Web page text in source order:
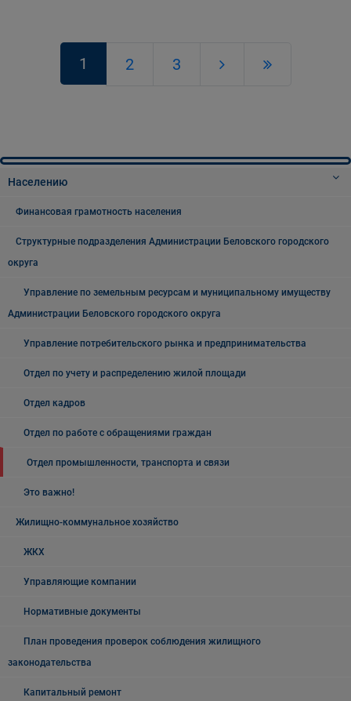
1 2 3
Населению
Финансовая грамотность населения
Структурные подразделения Администрации Беловского городского
округа
Управление по земельным ресурсам и муниципальному имуществу
Администрации Беловского городского округа
Управление потребительского рынка и предпринимательства
Отдел по учету и распределению жилой площади
Отдел кадров
Отдел по работе с обращениями граждан
Отдел промышленности, транспорта и связи
Это важно!
Жилищно-коммунальное хозяйство
ЖКХ
Управляющие компании
Нормативные документы
План проведения проверок соблюдения жилищного
законодательства
Капитальный ремонт